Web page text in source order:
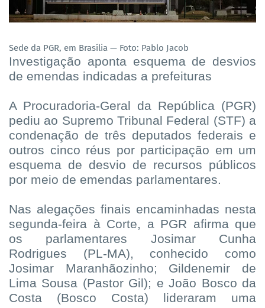
Sede da PGR, em Brasília — Foto: Pablo Jacob
Investigação aponta esquema de desvios
de emendas indicadas a prefeituras
A Procuradoria-Geral da República (PGR)
pediu ao Supremo Tribunal Federal (STF) a
condenação de três deputados federais e
outros cinco réus por participação em um
esquema de desvio de recursos públicos
por meio de emendas parlamentares.
Nas alegações finais encaminhadas nesta
segunda-feira à Corte, a PGR afirma que
os parlamentares Josimar Cunha
Rodrigues (PL-MA), conhecido como
Josimar Maranhãozinho; Gildenemir de
Lima Sousa (Pastor Gil); e João Bosco da
Costa (Bosco Costa) lideraram uma